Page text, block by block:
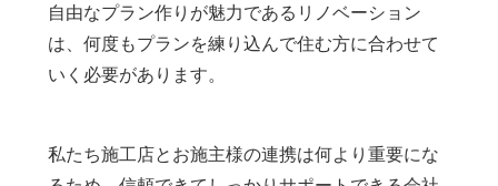
自由なプラン作りが魅力であるリノベーション
は、何度もプランを練り込んで住む方に合わせて
いく必要があります。
私たち施工店とお施主様の連携は何より重要にな